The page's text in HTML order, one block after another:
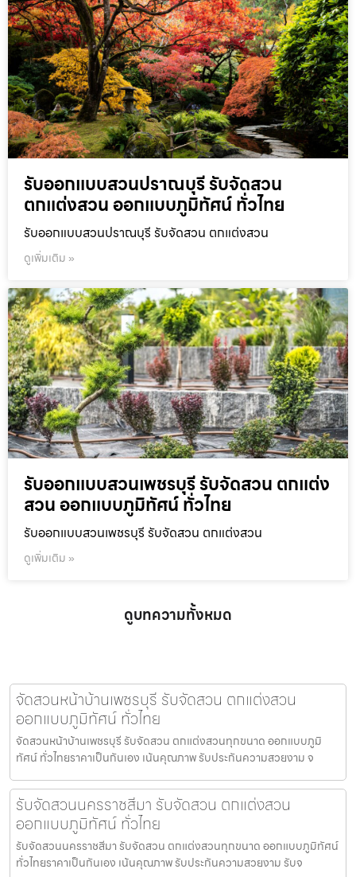
รับออกแบบสวนปราณบุรี รับจัดสวน
ตกแต่งสวน ออกแบบภูมิทัศน์ ทั่วไทย
รับออกแบบสวนปราณบุรี รับจัดสวน ตกแต่งสวน
ดูเพิ่มเติม »
รับออกแบบสวนเพชรบุรี รับจัดสวน ตกแต่ง
สวน ออกแบบภูมิทัศน์ ทั่วไทย
รับออกแบบสวนเพชรบุรี รับจัดสวน ตกแต่งสวน
ดูเพิ่มเติม »
ดูบทความทั้งหมด
จัดสวนหน้าบ้านเพชรบุรี รับจัดสวน ตกแต่งสวน
ออกแบบภูมิทัศน์ ทั่วไทย
จัดสวนหน้าบ้านเพชรบุรี รับจัดสวน ตกแต่งสวนทุกขนาด ออกแบบภูมิ
ทัศน์ ทั่วไทยราคาเป็นกันเอง เน้นคุณภาพ รับประกันความสวยงาม จ
รับจัดสวนนครราชสีมา รับจัดสวน ตกแต่งสวน
ออกแบบภูมิทัศน์ ทั่วไทย
รับจัดสวนนครราชสีมา รับจัดสวน ตกแต่งสวนทุกขนาด ออกแบบภูมิทัศน์
ทั่วไทยราคาเป็นกันเอง เน้นคุณภาพ รับประกันความสวยงาม รับจ